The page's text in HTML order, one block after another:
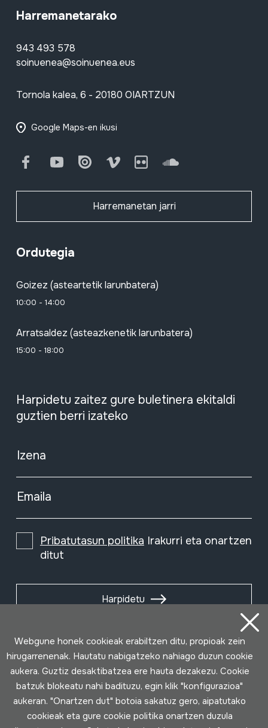
Harremanetarako
943 493 578
soinuenea@soinuenea.eus
Tornola kalea, 6 - 20180 OIARTZUN
Google Maps-en ikusi
FacebookYoutube Issuu Vimeo Flickr SoundCloud
Harremanetan jarri
Ordutegia
Goizez (asteartetik larunbatera)
10:00 - 14:00
Arratsaldez (asteazkenetik larunbatera)
15:00 - 18:00
Harpidetu zaitez gure buletinera ekitaldi
guztien berri izateko
Izena
Emaila
Pribatutasun politika Irakurri eta onartzen
ditut
Harpidetu
Webgune honek cookieak erabiltzen ditu, propioak zein
hirugarrenenak. Hautatu nabigatzeko nahiago duzun cookie
aukera. Guztiz desaktibatzea ere hauta dezakezu. Cookie
batzuk blokeatu nahi badituzu, egin klik "konfigurazioa"
aukeran. "Onartzen dut" botoia sakatuz gero, aipatutako
cookieak eta gure cookie politika onartzen duzula